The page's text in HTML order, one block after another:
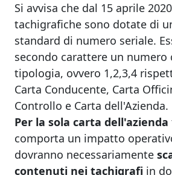
Si avvisa che dal 15 aprile
tachigrafiche sono dotate di
standard di numero seriale.
secondo carattere un numero
tipologia, ovvero 1,2,3,4
Carta Conducente, Carta
Controllo e Carta dell'Azienda.
Per la sola carta dell'azienda
comporta un impatto
dovranno necessariamente
contenuti nei tachigrafi in